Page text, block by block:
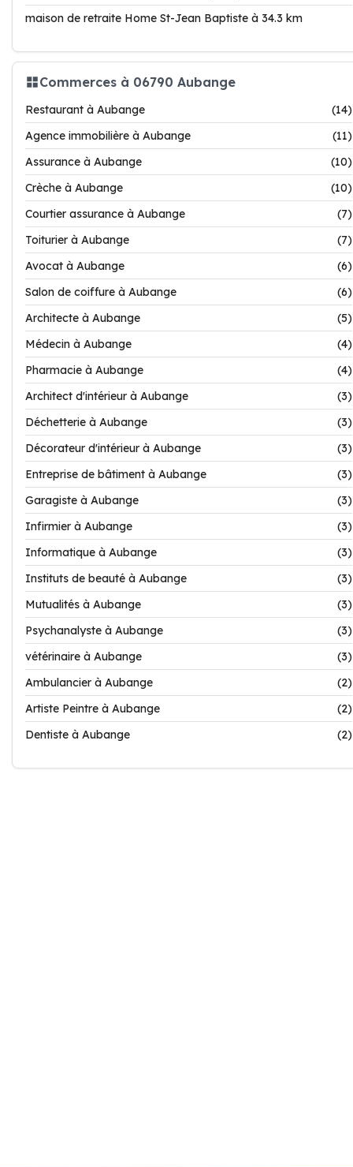
maison de retraite Home St-Jean Baptiste à 34.3 km
Commerces à 06790 Aubange
Restaurant à Aubange
(14)
Agence immobilière à Aubange
(11)
Assurance à Aubange
(10)
Crèche à Aubange
(10)
Courtier assurance à Aubange
(7)
Toiturier à Aubange
(7)
Avocat à Aubange
(6)
Salon de coiffure à Aubange
(6)
Architecte à Aubange
(5)
Médecin à Aubange
(4)
Pharmacie à Aubange
(4)
Architect d'intérieur à Aubange
(3)
Déchetterie à Aubange
(3)
Décorateur d'intérieur à Aubange
(3)
Entreprise de bâtiment à Aubange
(3)
Garagiste à Aubange
(3)
Infirmier à Aubange
(3)
Informatique à Aubange
(3)
Instituts de beauté à Aubange
(3)
Mutualités à Aubange
(3)
Psychanalyste à Aubange
(3)
vétérinaire à Aubange
(3)
Ambulancier à Aubange
(2)
Artiste Peintre à Aubange
(2)
Dentiste à Aubange
(2)